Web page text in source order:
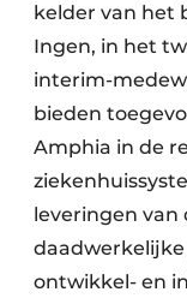
kelder van het
Ingen, in het
interim-
bieden
Amphia in de
leveringen van
ontwikkel- en